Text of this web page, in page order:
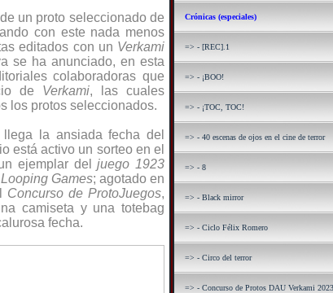
un proto seleccionado de
con este nada menos
editados con un Verkami
se ha anunciado, en esta
colaboradoras que
de Verkami, las cuales
los protos seleccionados.
la ansiada fecha del
está activo un sorteo en el
ejemplar deljuego 1923
Looping Games; agotado en
Concurso de ProtoJuegos,
camiseta y una totebag
fecha.
Crónicas (especiales)
=> - [REC].1
=> - ¡BOO!
=> - ¡TOC, TOC!
=> - 40 escenas de ojos en el cine de terror
=> - 8
=> - Black mirror
=> - Ciclo Félix Romero
=> - Circo del terror
=> - Concurso de Protos DAU Verkami 2023